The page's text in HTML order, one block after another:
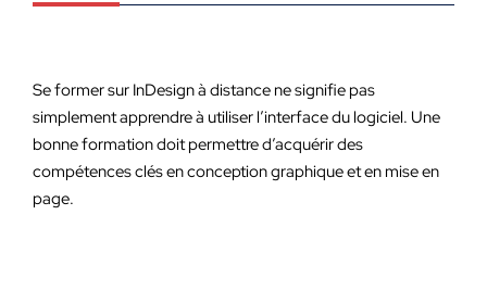
Se former sur InDesign à distance ne signifie pas
simplement apprendre à utiliser l’interface du logiciel. Une
bonne formation doit permettre d’acquérir des
compétences clés en conception graphique et en mise en
page.